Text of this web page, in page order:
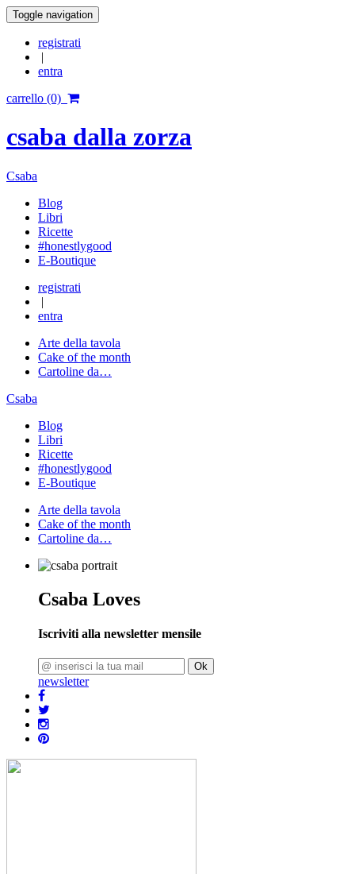
Toggle navigation
registrati
|
entra
carrello (0)
csaba dalla zorza
Csaba
Blog
Libri
Ricette
#honestlygood
E-Boutique
registrati
|
entra
Arte della tavola
Cake of the month
Cartoline da…
Csaba
Blog
Libri
Ricette
#honestlygood
E-Boutique
Arte della tavola
Cake of the month
Cartoline da…
Csaba Loves
Iscriviti alla newsletter mensile
Ok
newsletter